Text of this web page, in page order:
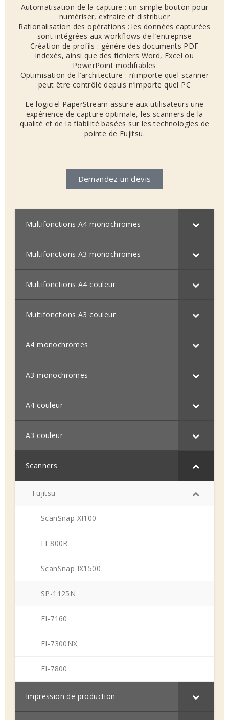
Automatisation de la capture : un simple bouton pour
numériser, extraire et distribuer
Rationalisation des opérations : les données capturées
sont intégrées aux workflows de l’entreprise
Création de profils : génère des documents PDF
indexés, ainsi que des fichiers Word, Excel ou
PowerPoint modifiables
Optimisation de l’architecture : n’importe quel scanner
peut être contrôlé depuis n’importe quel PC
Le logiciel PaperStream assure aux utilisateurs une
expérience de capture optimale, les scanners de la
qualité et de la fiabilité basées sur les technologies de
pointe de Fujitsu.
Demandez un devis
Multifonctions A4 monochromes
Multifonctions A3 monochromes
Multifonctions A4 couleur
Multifonctions A3 couleur
A4 monochromes
A3 monochromes
A4 couleur
A3 couleur
Scanners
– Fujitsu
ScanSnap XI100
FI-800R
ScanSnap IX1500
SP-1125N
FI-7160
FI-7300NX
FI-7800
Impression de production